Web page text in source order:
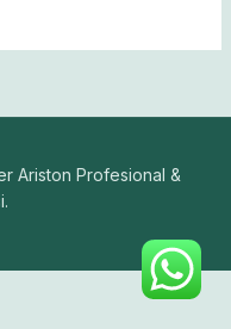
Ariston Profesional &